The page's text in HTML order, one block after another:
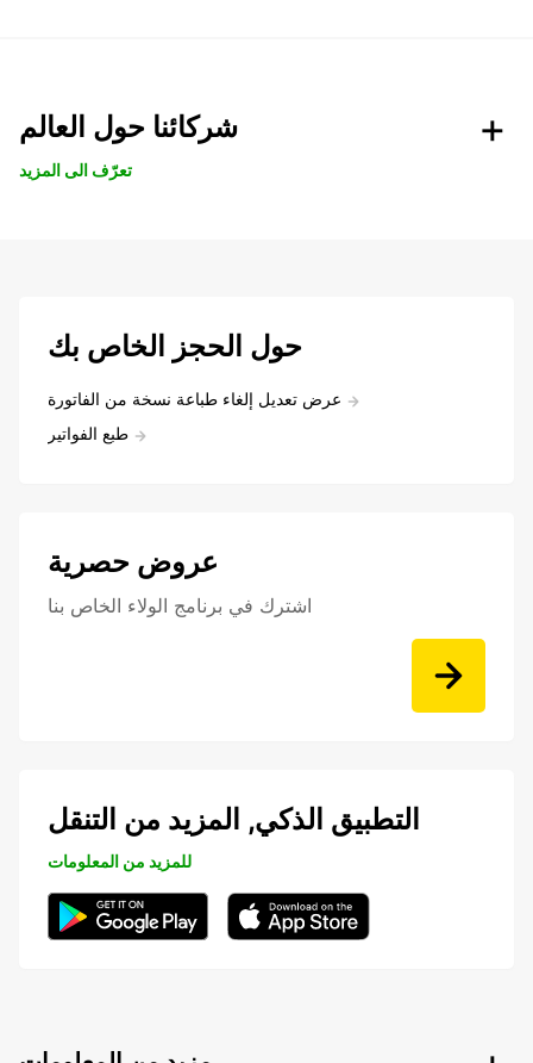
شركائنا حول العالم
تعرّف الى المزيد
حول الحجز الخاص بك
عرض تعديل إلغاء طباعة نسخة من الفاتورة
طبع الفواتير
عروض حصرية
اشترك في برنامج الولاء الخاص بنا
التطبيق الذكي, المزيد من التنقل
للمزيد من المعلومات